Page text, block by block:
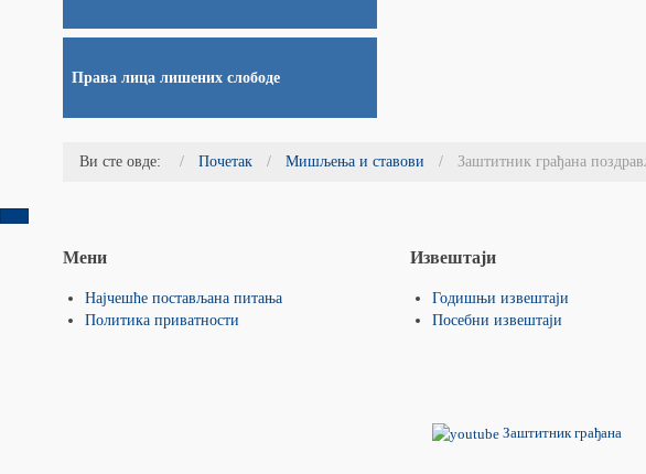
Права лица лишених слободе
Ви сте овде: Почетак Мишљења и ставови Заштитник грађана
Мени
Најчешће постављана питања
Политика приватности
Извештаји
Годишњи извештаји
Посебни извештаји
Заштитник грађана